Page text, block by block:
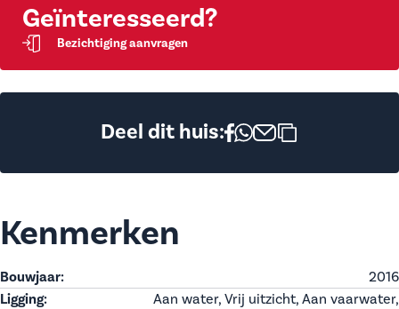
Geïnteresseerd?
Bezichtiging aanvragen
Deel dit huis:
Kenmerken
Bouwjaar:
2016
Ligging:
Aan water, Vrij uitzicht, Aan vaarwater,